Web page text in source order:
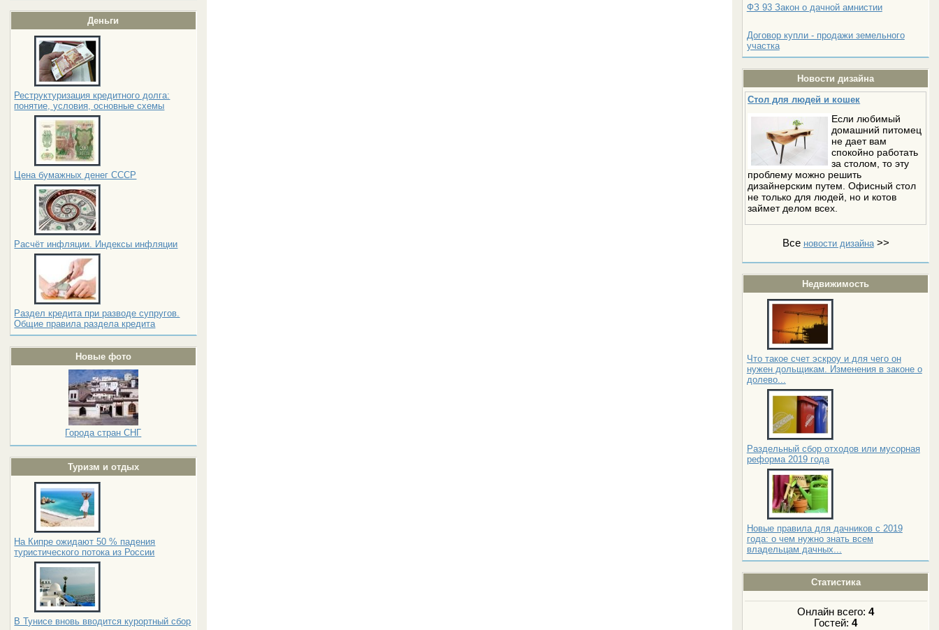
Деньги
Реструктуризация кредитного долга:
понятие, условия, основные схемы
Цена бумажных денег СССР
Расчёт инфляции. Индексы инфляции
Раздел кредита при разводе супругов.
Общие правила раздела кредита
Новые фото
Города стран СНГ
Туризм и отдых
На Кипре ожидают 50 % падения
туристического потока из России
В Тунисе вновь вводится курортный сбор
ФЗ 93 Закон о дачной амнистии
Договор купли - продажи земельного
участка
Новости дизайна
Стол для людей и кошек
Если любимый
домашний питомец
не дает вам
спокойно работать
за столом, то эту
проблему можно решить
дизайнерским путем. Офисный стол
не только для людей, но и котов
займет делом всех.
Все новости дизайна>>
Недвижимость
Что такое счет эскроу и для чего он
нужен дольщикам. Изменения в законе о
долево...
Раздельный сбор отходов или мусорная
реформа 2019 года
Новые правила для дачников с 2019
года: о чем нужно знать всем
владельцам дачных...
Статистика
Онлайн всего:4
Гостей:4